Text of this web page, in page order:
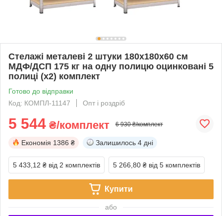
Стелажі металеві 2 штуки 180х180х60 см
МДФ/ДСП 175 кг на одну полицю оцинковані 5
полиці (х2) комплект
Готово до відправки
Код: КОМПЛ-11147
Опт і роздріб
5 544 ₴/комплект 6 930 ₴/комплект
Економія 1386 ₴ Залишилось 4 дні
5 433,12 ₴ від 2 комплектів 5 266,80 ₴ від 5 комплектів
Купити
або